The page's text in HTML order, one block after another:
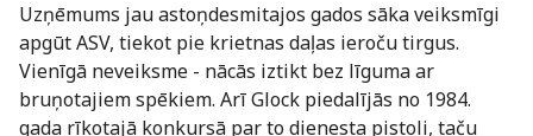
Uzņēmums jau astoņdesmitajos gados sāka veiksmīgi
apgūt ASV, tiekot pie krietnas daļas ieroču tirgus.
Vienīgā neveiksme - nācās iztikt bez līguma ar
bruņotajiem spēkiem. Arī Glock piedalījās no 1984.
gada rīkotajā konkursā par to dienesta pistoli, taču